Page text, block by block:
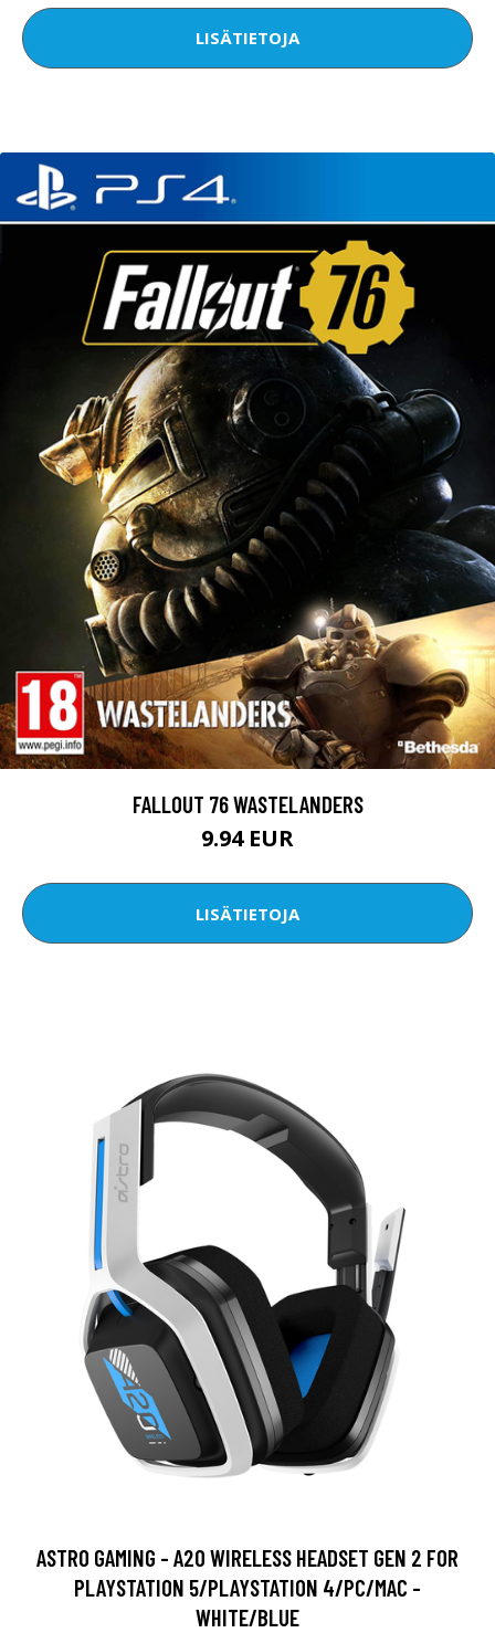
LISÄTIETOJA
FALLOUT 76 WASTELANDERS
9.94 EUR
LISÄTIETOJA
ASTRO GAMING - A20 WIRELESS HEADSET GEN 2 FOR
PLAYSTATION 5/PLAYSTATION 4/PC/MAC -
WHITE/BLUE